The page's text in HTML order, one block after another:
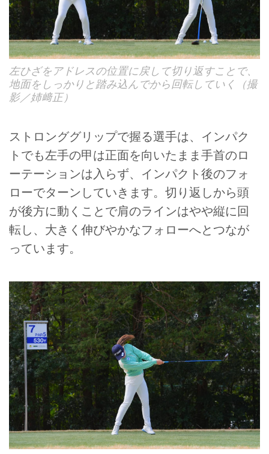
左ひざをアドレスの位置に戻して切り返すことで、
地面をしっかりと踏み込んでから回転していく（撮
影／姉﨑正）
ストロンググリップで握る選手は、インパク
トでも左手の甲は正面を向いたまま手首のロ
ーテーションは入らず、インパクト後のフォ
ローでターンしていきます。切り返しから頭
が後方に動くことで肩のラインはやや縦に回
転し、大きく伸びやかなフォローへとつなが
っています。